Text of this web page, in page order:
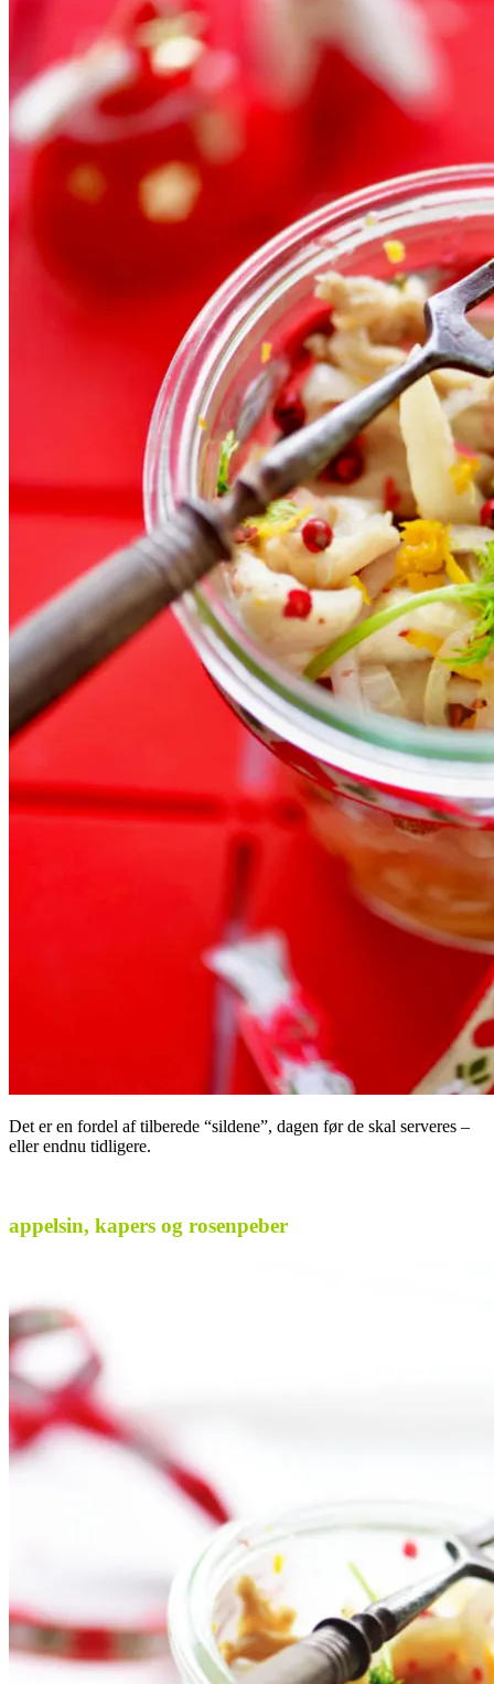
Det er en fordel af tilberede “sildene”, dagen før de skal serveres –
eller endnu tidligere.
appelsin, kapers og rosenpeber